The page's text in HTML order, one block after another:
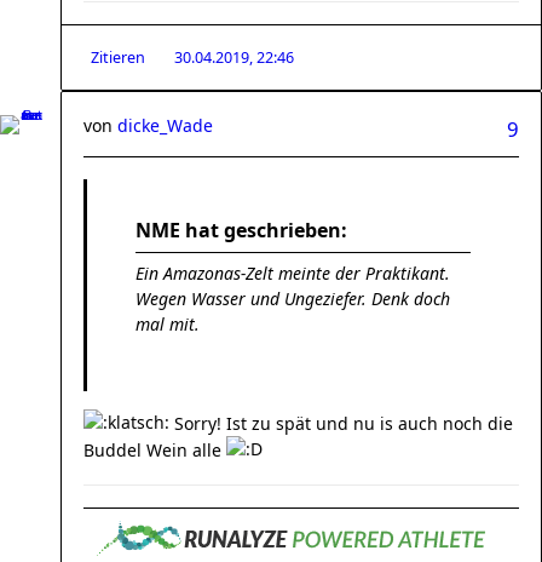
Zitieren 30.04.2019, 22:46
9
von dicke_Wade
NME hat geschrieben:
Ein Amazonas-Zelt meinte der Praktikant.
Wegen Wasser und Ungeziefer. Denk doch
mal mit.
Sorry! Ist zu spät und nu is auch noch die
Buddel Wein alle